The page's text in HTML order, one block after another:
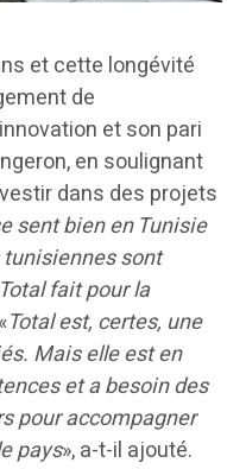
et cette longévité
de
et son pari
en soulignant
dans des projets
sent bien en Tunisie
tunisiennes sont
fait pour la
Totalest, certes, une
Mais elle est en
et a besoin des
pour accompagner
pays», a-t-il ajouté.